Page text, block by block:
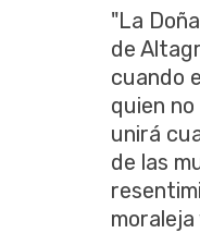
"La
de
cuando
quien
unirá
de las